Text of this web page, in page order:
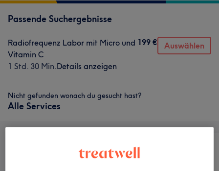
Passende Suchergebnisse
Radiofrequenz Labor mit Micro und
Vitamin C
1 Std. 30 Min.Details anzeigen
199 € Auswählen
Nicht gefunden wonach du gesucht hast?
Alle Services